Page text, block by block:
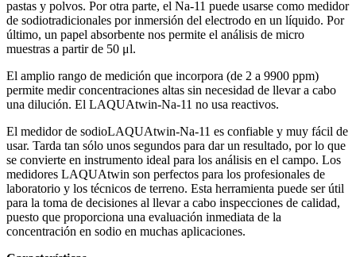
pastas y polvos. Por otra parte, el Na-11 puede usarse como medidor
de sodiotradicionales por inmersión del electrodo en un líquido. Por
último, un papel absorbente nos permite el análisis de micro
muestras a partir de 50 μl.
El amplio rango de medición que incorpora (de 2 a 9900 ppm)
permite medir concentraciones altas sin necesidad de llevar a cabo
una dilución. El LAQUAtwin-Na-11 no usa reactivos.
El medidor de sodioLAQUAtwin-Na-11 es confiable y muy fácil de
usar. Tarda tan sólo unos segundos para dar un resultado, por lo que
se convierte en instrumento ideal para los análisis en el campo. Los
medidores LAQUAtwin son perfectos para los profesionales de
laboratorio y los técnicos de terreno. Esta herramienta puede ser útil
para la toma de decisiones al llevar a cabo inspecciones de calidad,
puesto que proporciona una evaluación inmediata de la
concentración en sodio en muchas aplicaciones.